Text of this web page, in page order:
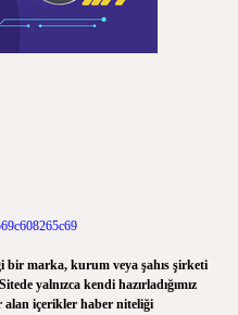
bir marka, kurum veya şahıs şirketi
yalnızca kendi hazırladığımız
alan içerikler haber niteliği